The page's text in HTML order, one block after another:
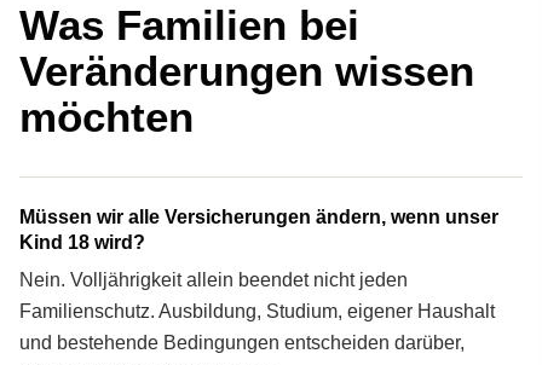
Was Familien bei
Veränderungen wissen
möchten
Müssen wir alle Versicherungen ändern, wenn unser
Kind 18 wird?
Nein. Volljährigkeit allein beendet nicht jeden
Familienschutz. Ausbildung, Studium, eigener Haushalt
und bestehende Bedingungen entscheiden darüber,